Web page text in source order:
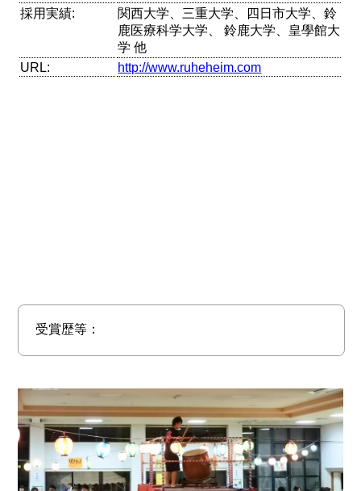
採用実績:
関西大学、三重大学、四日市大学、鈴
鹿医療科学大学、 鈴鹿大学、皇學館大
学 他
URL:
http://www.ruheheim.com
受賞歴等：